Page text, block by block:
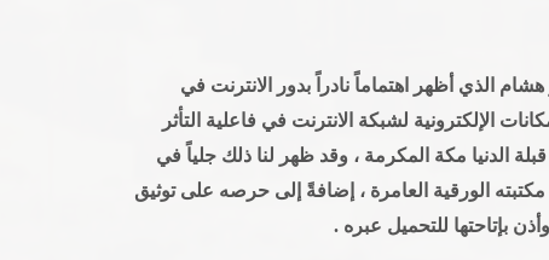
الذي أظهر اهتماماً نادراً بدور الانترنت في
الإلكترونية لشبكة الانترنت في فاعلية التأثر
الدنيا مكة المكرمة ، وقد ظهر لنا ذلك جلياً في
مكتبته الورقية العامرة ، إضافةً إلى حرصه على توثيق
بإتاحتها للتحميل عبره .